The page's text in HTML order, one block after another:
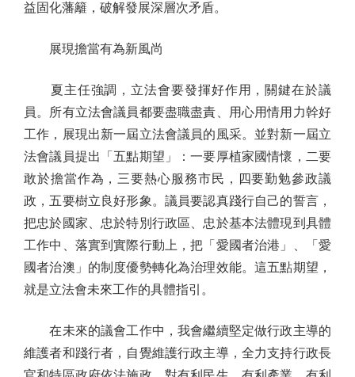
益固化藩籬，破解發展深層次矛盾。
展現擔當有為新風尚
夏主任強調，立法會要發揮好作用，關鍵在於議
員。所有立法會議員都要盡職盡責、用心用情用力幹好
工作，展現出新一屆立法會議員的風采。並對新一屆立
法會議員提出「五點期望」：一要厚植家國情懷，二要
敢於擔當作為，三要熱心服務市民，四要勤勉參政議
政，五要樹立良好形象。議員要認真踐行自己的誓言，
把忠於國家、忠於特別行政區、忠於基本法體現到具體
工作中、落實到實際行動上，把「愛國者治港」、「愛
國者治澳」的制度優勢轉化為治理效能。這五點期望，
就是立法會未來工作的具體指引。
在未來的議會工作中，我會繼續堅定做行政主導的
維護者和踐行者，自覺維護行政主導，全力支持行政長